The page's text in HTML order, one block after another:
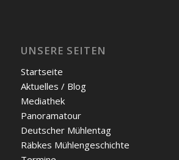
UNSERE SEITEN
Start­sei­te
Aktu­el­les / Blog
Media­thek
Pan­ora­ma­tour
Deut­scher Müh­len­tag
Räb­kes Müh­len­ge­schich­te